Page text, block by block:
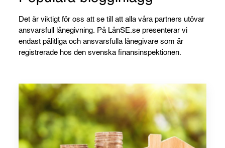
Det är viktigt för oss att se till att alla våra partners utövar
ansvarsfull lånegivning. På LånSE.se presenterar vi
endast pålitliga och ansvarsfulla lånegivare som är
registrerade hos den svenska finansinspektionen.